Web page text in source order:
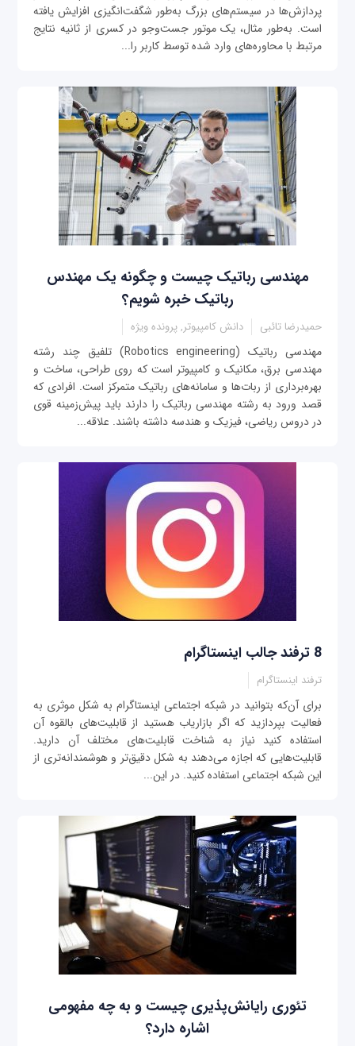
پردازش‌ها در سیستم‌های بزرگ به‌طور شگفت‌انگیزی افزایش یافته
است. به‌طور مثال، یک موتور جست‌وجو در کسری از ثانیه نتایج
مرتبط با محاوره‌های وارد شده توسط کاربر را...
مهندسی رباتیک چیست و چگونه یک مهندس
رباتیک خبره شویم؟
حمیدرضا تائبی دانش کامپیوتر, پرونده ویژه
مهندسی رباتیک (Robotics engineering) تلفیق چند رشته‌
مهندسی برق، مکانیک و کامپیوتر است که روی طراحی، ساخت و
بهره‌برداری از ربات‌ها و سامانه‌های رباتیک متمرکز است. افرادی که
قصد ورود به رشته مهندسی رباتیک را دارند باید پیش‌زمینه قوی
در دروس ریاضی، فیزیک و هندسه داشته باشند. علاقه...
8 ترفند جالب اینستاگرام
ترفند اینستاگرام
برای آن‌که بتوانید در شبکه اجتماعی اینستاگرام به شکل موثری به
فعالیت بپردازید که اگر بازاریاب هستید از قابلیت‌های بالقوه آن
استفاده کنید نیاز به شناخت قابلیت‌های مختلف آن دارید.
قابلیت‌هایی که اجازه می‌دهند به شکل دقیق‌تر و هوشمندانه‌تری از
این شبکه اجتماعی استفاده کنید. در این...
تئوری رایانش‌پذیری چیست و به چه مفهومی
اشاره دارد؟